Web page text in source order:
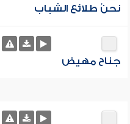
نحنُ طلائع الشباب
جناح مهيض